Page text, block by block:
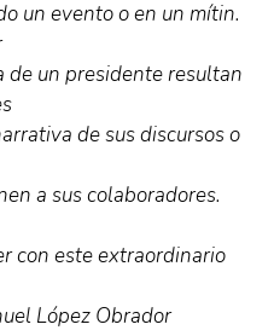
un evento o en un mítin.
de un presidente resultan
de sus discursos o
a sus colaboradores.
con este extraordinario
López Obrador